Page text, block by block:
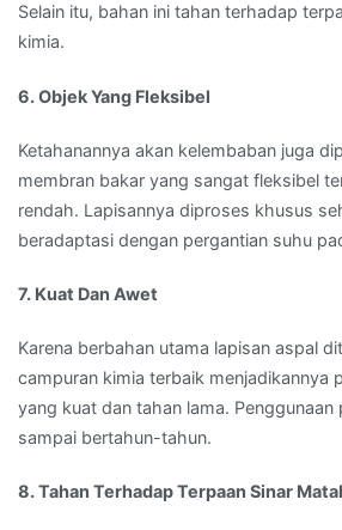
Selain itu, bahan ini tahan terhadap
kimia.
6. Objek Yang Fleksibel
Ketahanannya akan kelembaban juga
membran bakar yang sangat fleksibel
rendah. Lapisannya diproses khusus
beradaptasi dengan pergantian suhu
7. Kuat Dan Awet
Karena berbahan utama lapisan aspal
campuran kimia terbaik menjadikannya
yang kuat dan tahan lama.
sampai bertahun-tahun.
8. Tahan Terhadap Terpaan Sinar